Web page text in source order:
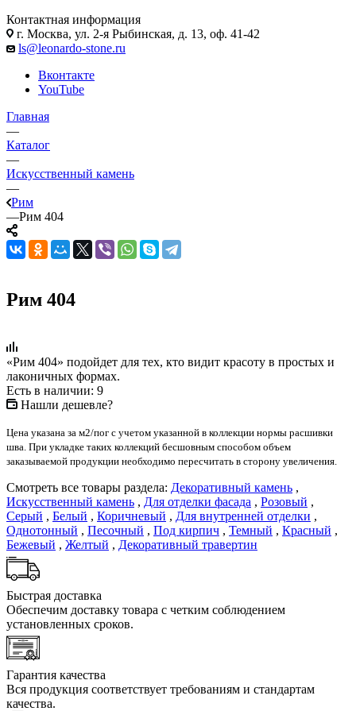
Контактная информация
г. Москва, ул. 2-я Рыбинская, д. 13, оф. 41-42
ls@leonardo-stone.ru
Вконтакте
YouTube
Главная
—
Каталог
—
Искусственный камень
—
Рим
—Рим 404
Рим 404
«Рим 404» подойдет для тех, кто видит красоту в простых и
лаконичных формах.
Есть в наличии: 9
Нашли дешевле?
Цена указана за м2/пог с учетом указанной в коллекции нормы расшивки
шва. При укладке таких коллекций бесшовным способом объем
заказываемой продукции необходимо пересчитать в сторону увеличения.
Смотреть все товары раздела: Декоративный камень ,
Искусственный камень , Для отделки фасада , Розовый ,
Серый , Белый , Коричневый , Для внутренней отделки ,
Однотонный , Песочный , Под кирпич , Темный , Красный ,
Бежевый , Желтый , Декоративный травертин
Быстрая доставка
Обеспечим доставку товара с четким соблюдением
установленных сроков.
Гарантия качества
Вся продукция соответствует требованиям и стандартам
качества.